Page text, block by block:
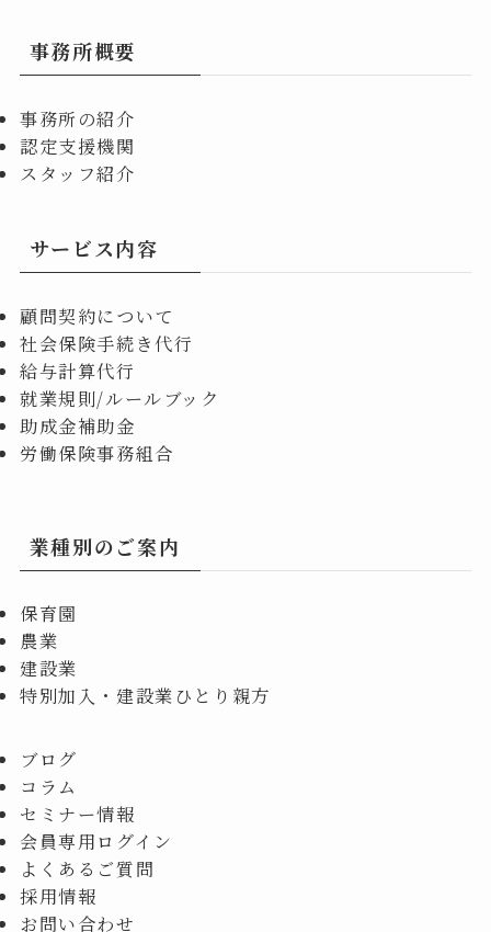
事務所概要
事務所の紹介
認定支援機関
スタッフ紹介
サービス内容
顧問契約について
社会保険手続き代行
給与計算代行
就業規則/ルールブック
助成金補助金
労働保険事務組合
業種別のご案内
保育園
農業
建設業
特別加入・建設業ひとり親方
ブログ
コラム
セミナー情報
会員専用ログイン
よくあるご質問
採用情報
お問い合わせ